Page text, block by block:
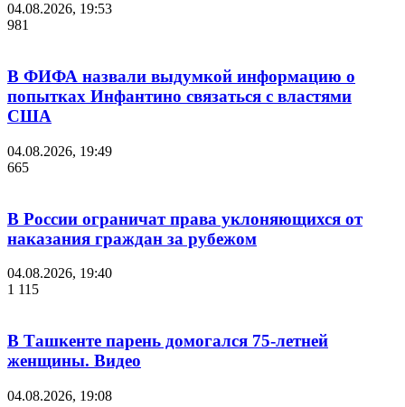
04.08.2026, 19:53
981
В ФИФА назвали выдумкой информацию о
попытках Инфантино связаться с властями
США
04.08.2026, 19:49
665
В России ограничат права уклоняющихся от
наказания граждан за рубежом
04.08.2026, 19:40
1 115
В Ташкенте парень домогался 75-летней
женщины. Видео
04.08.2026, 19:08